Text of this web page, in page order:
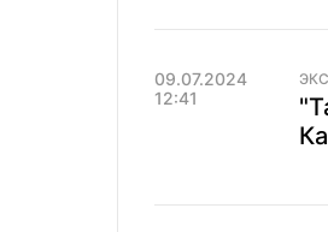
09.07.2024
12:41